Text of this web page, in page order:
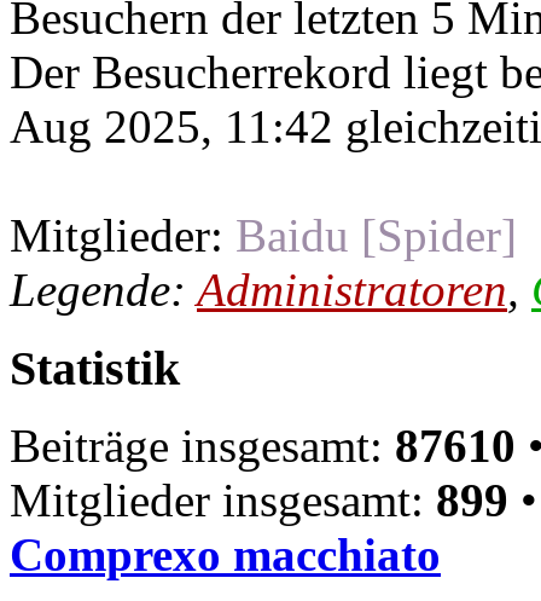
Besuchern der letzten 5
Der Besucherrekord liegt
Aug 2025, 11:42
Mitglieder: Baidu [Spider]
Legende:Administratoren,
Statistik
Beiträge insgesamt: 87610
Mitglieder insgesamt: 899
Comprexo macchiato